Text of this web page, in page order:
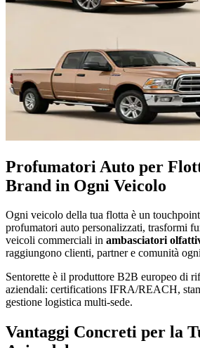
Profumatori Auto per
Brand in Ogni Veicolo
Ogni veicolo della tua flotta è un
profumatori auto personalizzati, trasformi
veicoli commerciali in ambasciatori
raggiungono clienti, partner e comunità
Sentorette è il produttore B2B europeo di
aziendali: certifications IFRA/REACH,
gestione logistica multi-sede.
Vantaggi Concreti per la